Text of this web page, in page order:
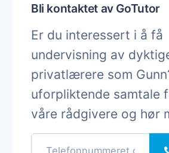
Bli kontaktet av GoTutor
Er du interessert i å få
undervisning av
privatlærere som
uforpliktende samtale
våre rådgivere og hør